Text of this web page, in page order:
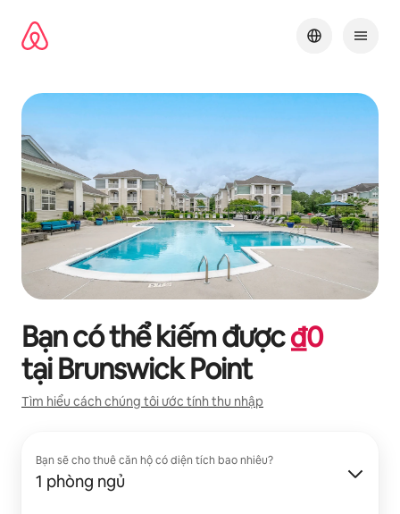
Bạn có thể kiếm được₫0
tạiBrunswick Point
Tìm hiểu cách chúng tôi ước tính thu nhập
Bạn sẽ cho thuê căn hộ có diện tích bao nhiêu?
1 phòng ngủ